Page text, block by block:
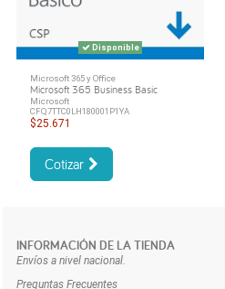
Disponible
Microsoft 365 y Office
Microsoft 365 Business Basic
Microsoft
CFQ7TTC0LH180001P1YA
$25.671
Cotizar
INFORMACIÓN DE LA TIENDA
Envíos a nivel nacional.
Preguntas Frecuentes